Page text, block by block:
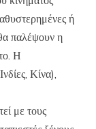
ή
παλέψουν η
Η
Κίνα),
με τους